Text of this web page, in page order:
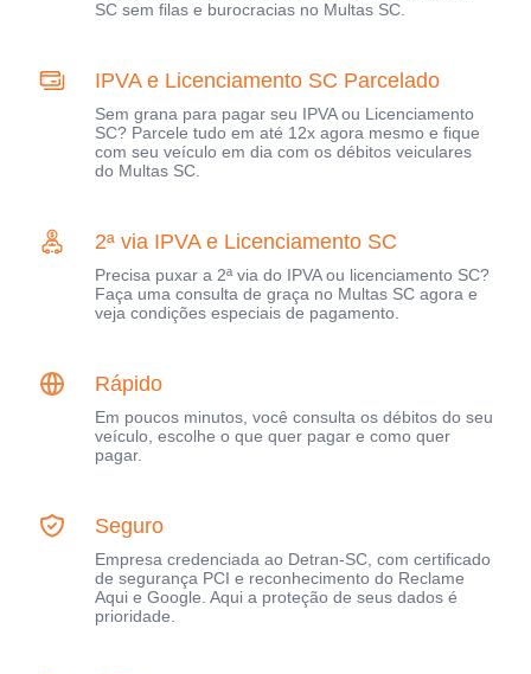
SC sem filas e burocracias no Multas SC.
IPVA e Licenciamento SC Parcelado
Sem grana para pagar seu IPVA ou Licenciamento
SC? Parcele tudo em até 12x agora mesmo e fique
com seu veículo em dia com os débitos veiculares
do Multas SC.
2ª via IPVA e Licenciamento SC
Precisa puxar a 2ª via do IPVA ou licenciamento SC?
Faça uma consulta de graça no Multas SC agora e
veja condições especiais de pagamento.
Rápido
Em poucos minutos, você consulta os débitos do seu
veículo, escolhe o que quer pagar e como quer
pagar.
Seguro
Empresa credenciada ao Detran-SC, com certificado
de segurança PCI e reconhecimento do Reclame
Aqui e Google. Aqui a proteção de seus dados é
prioridade.